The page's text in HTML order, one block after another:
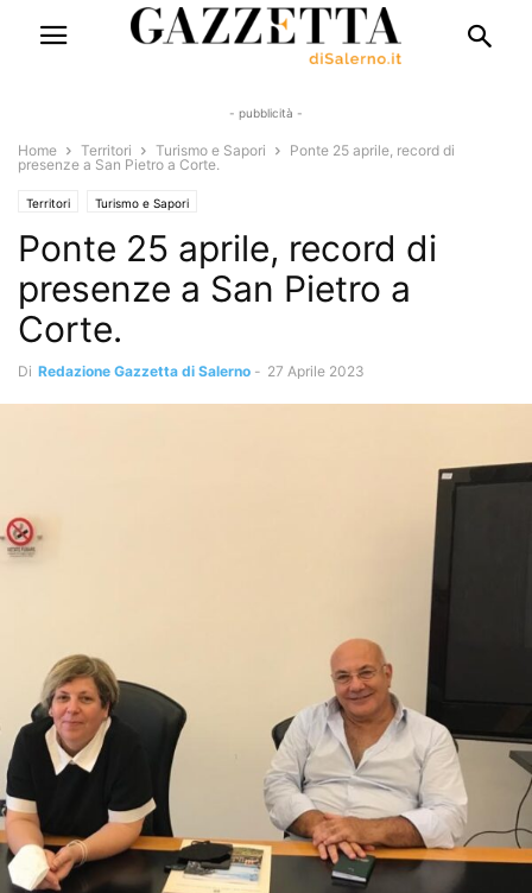
- pubblicità -
Home Territori Turismo e Sapori
Ponte 25 aprile, record di
presenze a San Pietro a Corte.
Territori Turismo e Sapori
Ponte 25 aprile, record di
presenze a San Pietro a
Corte.
Di Redazione Gazzetta di Salerno - 27 Aprile 2023